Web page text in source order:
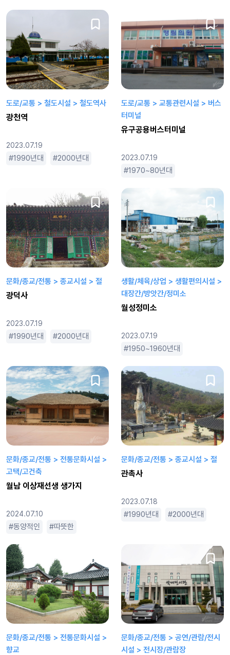
도로/교통 > 철도시설 > 철도역사
광천역
2023.07.19
1990년대 2000년대 로맨틱
도로/교통 > 교통관련시설 > 버스
터미널
유구공용버스터미널
2023.07.19
1970~80년대
문화/종교/전통 > 종교시설 > 절
광덕사
2023.07.19
1990년대 2000년대 소박한 작은
생활/체육/상업 > 생활편의시설 >
대장간/방앗간/정미소
월성정미소
2023.07.19
1950~1960년대
문화/종교/전통 > 전통문화시설 >
고택/고건축
월남 이상재선생 생가지
2024.07.10
동양적인 따뜻한
문화/종교/전통 > 종교시설 > 절
관촉사
2023.07.18
1990년대 2000년대
문화/종교/전통 > 전통문화시설 >
향교
문화/종교/전통 > 공연/관람/전시
시설 > 전시장/관람장